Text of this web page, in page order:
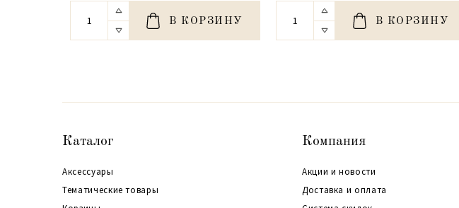
В КОРЗИНУ В КОРЗИНУ
Каталог
Аксессуары
Тематические товары
Компания
Акции и новости
Доставка и оплата